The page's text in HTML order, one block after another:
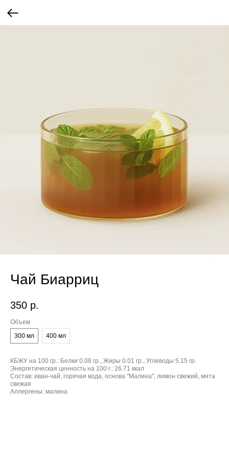
Чай Биарриц
350 р.
Объем
300 мл
400 мл
КБЖУ на 100 гр.: Белки 0.08 гр., Жиры 0.01 гр., Углеводы 5.15 гр.
Энергетическая ценность на 100 г.: 26.71 ккал
Состав: иван-чай, горячая вода, основа "Малина", лимон свежий, мята
свежая
Аллергены: малина